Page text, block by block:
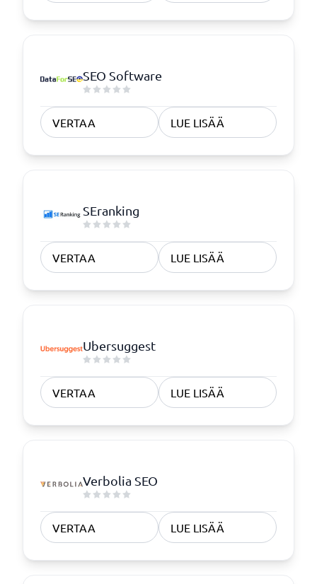
SEO Software
VERTAA LUE LISÄÄ
SEranking
VERTAA LUE LISÄÄ
Ubersuggest
VERTAA LUE LISÄÄ
Verbolia SEO
VERTAA LUE LISÄÄ